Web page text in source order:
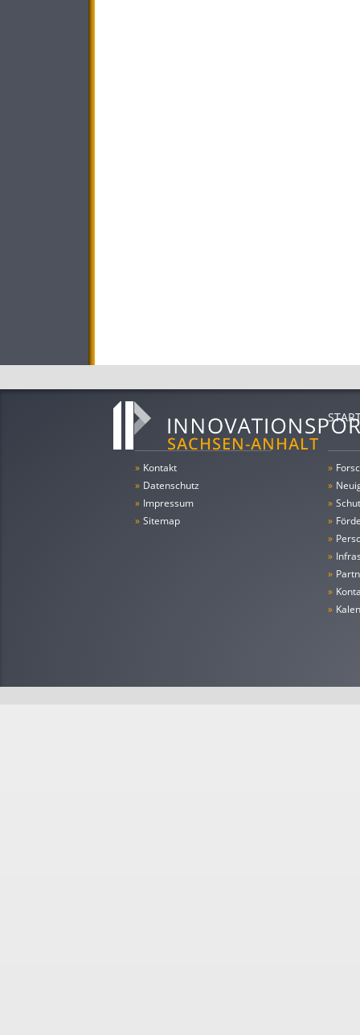
» Kontakt
» Datenschutz
» Impressum
» Sitemap
»
»
»
»
»
»
»
»
»